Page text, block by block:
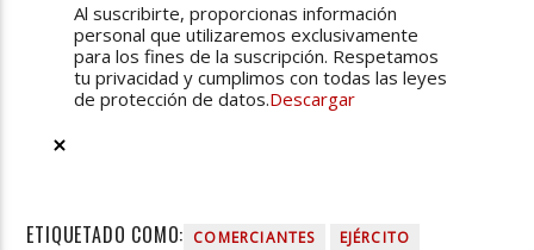
Al suscribirte, proporcionas información
personal que utilizaremos exclusivamente
para los fines de la suscripción. Respetamos
tu privacidad y cumplimos con todas las leyes
de protección de datos.Descargar
ETIQUETADO COMO: COMERCIANTES
EJÉRCITO